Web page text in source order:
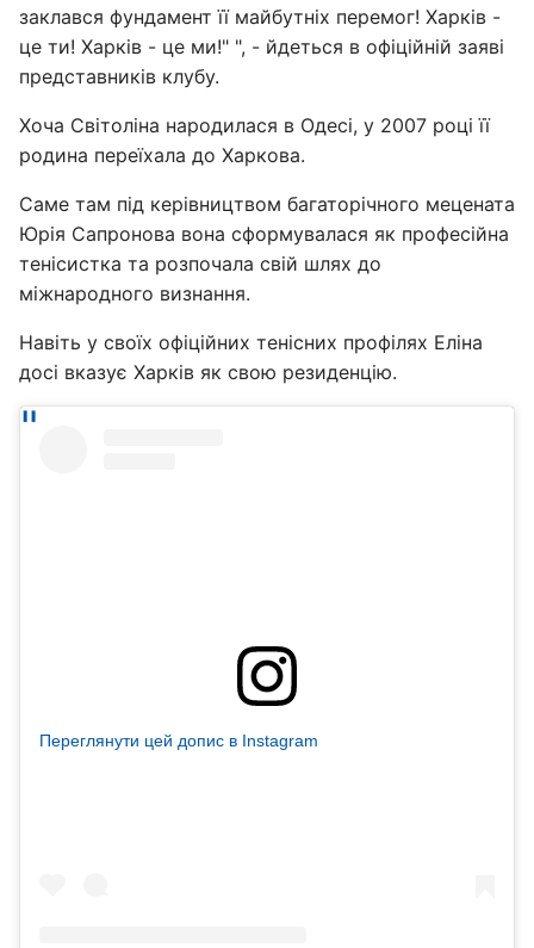
заклався фундамент її майбутніх перемог! Харків -
це ти! Харків - це ми!" ", - йдеться в офіційній заяві
представників клубу.
Хоча Світоліна народилася в Одесі, у 2007 році її
родина переїхала до Харкова.
Саме там під керівництвом багаторічного мецената
Юрія Сапронова вона сформувалася як професійна
тенісистка та розпочала свій шлях до
міжнародного визнання.
Навіть у своїх офіційних тенісних профілях Еліна
досі вказує Харків як свою резиденцію.
Переглянути цей допис в Instagram